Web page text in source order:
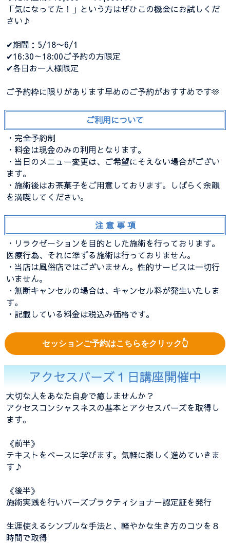
「気になってた！」という方はぜひこの機会にお試しくだ
さい♪
✔期間：5/18〜6/1
✔16:30～18:00ご予約の方限定
✔各日お一人様限定
ご予約枠に限りがあります早めのご予約がおすすめです🫶
ご利用について
・完全予約制
・料金は現金のみの利用となります。
・当日のメニュー変更は、ご希望にそえない場合がござい
ます。
・施術後はお茶菓子をご用意しております。しばらく余韻
を満喫してください。
注 意 事 項
・リラクゼーションを目的とした施術を行っております。
医療行為、それに準ずる施術は行っておりません。
・当店は風俗店ではございません。性的サービスは一切行
いません。
・無断キャンセルの場合は、キャンセル料が発生いたしま
す。
・記載している料金は税込み価格です。
セッションご予約はこちらをクリック👆
アクセスバーズ１日講座開催中
大切な人をあなた自身で癒しませんか？
アクセスコンシャスネスの基本とアクセスバーズを取得し
ます。
《前半》
テキストをベースに学びます。気軽に楽しく進めていきま
す♪
《後半》
施術実践を行いバーズプラクティショナー認定証を発行
生涯使えるシンプルな手法と、軽やかな生き方のコツを８
時間で取得